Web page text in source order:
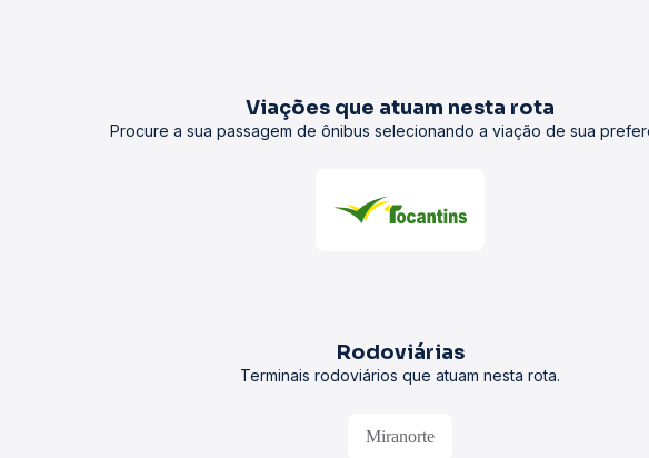
Viações que atuam nesta rota
Procure a sua passagem de ônibus selecionando a viação de sua
Rodoviárias
Terminais rodoviários que atuam nesta rota.
Miranorte